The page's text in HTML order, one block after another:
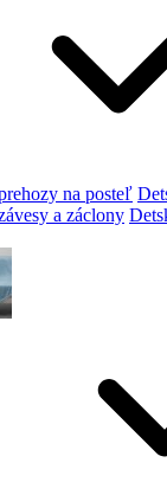
na posteľ
a záclony